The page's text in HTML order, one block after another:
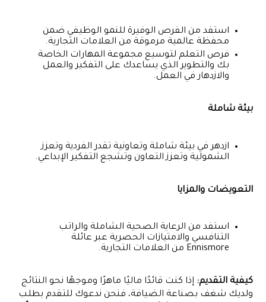
استفد من الفرص الوفيرة للنمو الوظيفي ضمن
محفظة عالمية مرموقة من العلامات التجارية.
فرص التعلم لتوسيع مجموعة المهارات الخاصة
بك والتطوير الذي يساعدك على التفكير والعمل
والازدهار في العمل.
بيئة شاملة
ازدهر في بيئة شاملة وتعاونية تقدر الفردية وتعزز
الشمولية وتعزز التعاون وتشجع التفكير الإبداعي.
التعويضات والمزايا
استفد من الرعاية الصحية الشاملة والراتب
التنافسي والامتيازات الحصرية عبر عائلة
Ennismore من العلامات التجارية.
كيفية التقديم: إذا كنت قائدًا ماليًا ماهرًا وموجهًا نحو النتائج
ولديك شغف بصناعة الضيافة، فنحن ندعوك للتقدم بطلب